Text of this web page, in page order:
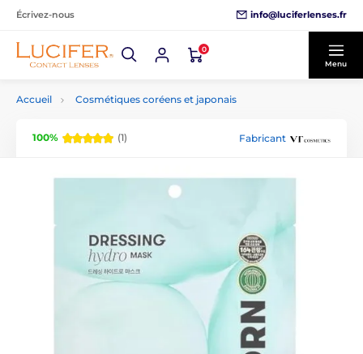
Écrivez-nous info@luciferlenses.fr
0
Menu
Accueil Cosmétiques coréens et japonais
100% (1) Fabricant